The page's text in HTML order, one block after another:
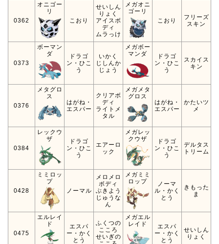
0362
オニゴー
リ
こおり
せいしん
りょく
アイスボ
ディ
ムラっけ
メガオニ
ゴーリ
こおり
フリーズ
スキン
0373
ボーマン
ダ
ドラゴ
ン・ひこ
う
いかく
じしんか
じょう
メガボー
マンダ
ドラゴ
ン・ひこ
う
スカイス
キン
0376
メタグロ
ス
はがね・
エスパー
クリアボ
ディ
ライトメ
タル
メガメタ
グロス
はがね・
エスパー
かたいツ
メ
0384
レックウ
ザ
ドラゴ
ン・ひこ
う
エアーロ
ック
メガレッ
クウザ
ドラゴ
ン・ひこ
う
デルタス
トリーム
0428
ミミロッ
プ
ノーマル
メロメロ
ボディ
ぶきよう
じゅうな
ん
メガミミ
ロップ
ノーマ
ル・かく
とう
きもった
ま
0475
エルレイ
ド
エスパ
ー・かく
とう
ふくつの
こころ
せいぎの
メガエル
レイド
エスパ
ー・かく
とう
せいしん
りょく